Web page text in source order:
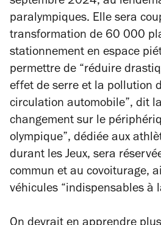
paralympiques. Elle sera
transformation de 60 000
stationnement en espace
permettre de
“réduire
effet de serre et la pollution
circulation automobile”, dit
changement sur le
olympique”, dédiée aux
durant les Jeux, sera
commun et au covoiturage,
véhicules
“indispensables à